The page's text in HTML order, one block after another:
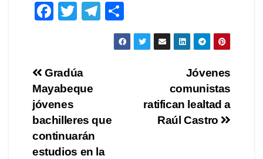
F
e
b
o
o
k
T
er
T
el o
m
Navegación
de
entradas
Jóvenes
comunistas
ratifican lealtad a
Raúl Castro
Gradúa
Mayabeque
jóvenes
bachilleres que
continuarán
estudios en la